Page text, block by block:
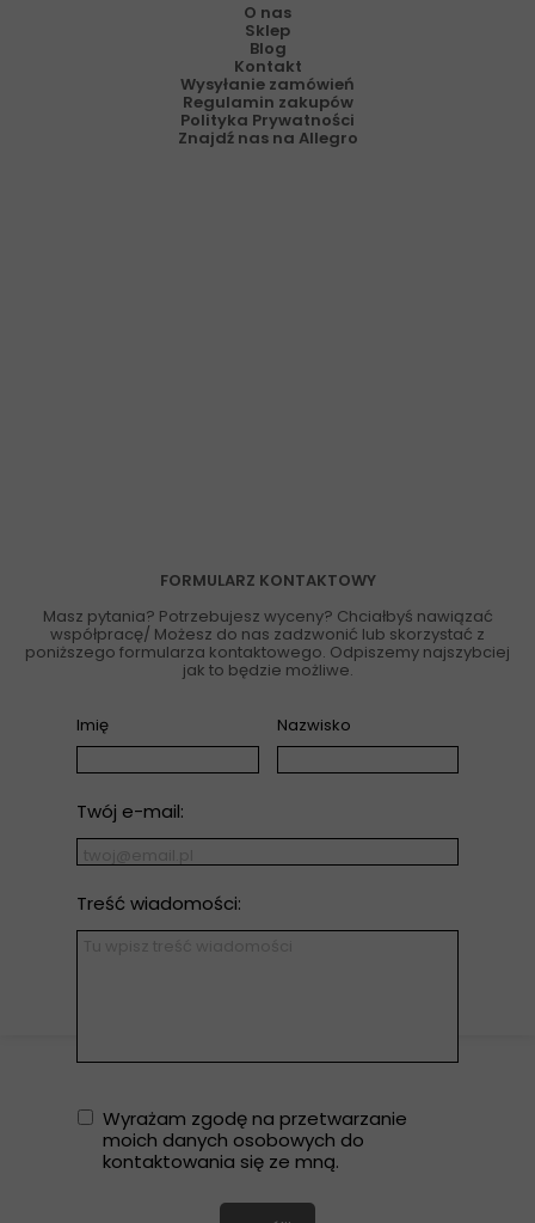
FORMULARZ KONTAKTOWY
Masz pytania? Potrzebujesz wyceny? Chciałbyś nawiązać
współpracę/ Możesz do nas zadzwonić lub skorzystać z
poniższego formularza kontaktowego. Odpiszemy najszybciej
jak to będzie możliwe.
O nas
Sklep
Blog
Kontakt
Wysyłanie zamówień
Regulamin zakupów
Polityka Prywatności
Znajdź nas na Allegro
Imię Nazwisko
Twój e-mail:
Treść wiadomości:
Wyrażam zgodę na przetwarzanie
moich danych osobowych do
kontaktowania się ze mną.